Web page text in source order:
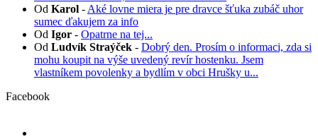
Od Karol - Aké lovne miera je pre dravce šťuka zubáč uhor
sumec ďakujem za info
Od Igor - Opatrne na tej...
Od Ludvík Straýček - Dobrý den. Prosím o informaci, zda si
mohu koupit na výše uvedený revír hostenku. Jsem
vlastníkem povolenky a bydlím v obci Hrušky u...
Facebook